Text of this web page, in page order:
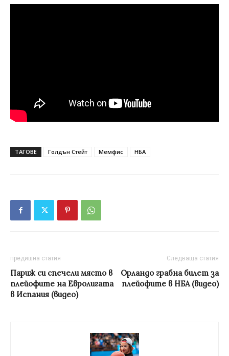
ТАГОВЕ Голдън Стейт Мемфис НБА
предишна статия
Париж си спечели място в
плейофите на Евролигата
в Испания (видео)
Следваща статия
Орландо грабна билет за
плейофите в НБА (видео)